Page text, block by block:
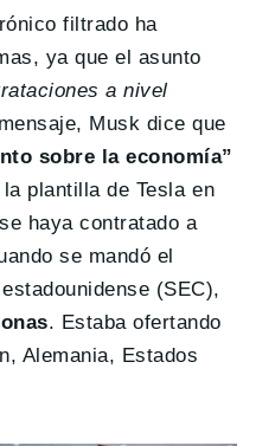
filtrado ha
ya que el asunto
a nivel
Musk dice que
sobre la economía”
plantilla de Tesla en
haya contratado a
se mandó el
(SEC),
. Estaba ofertando
Alemania, Estados